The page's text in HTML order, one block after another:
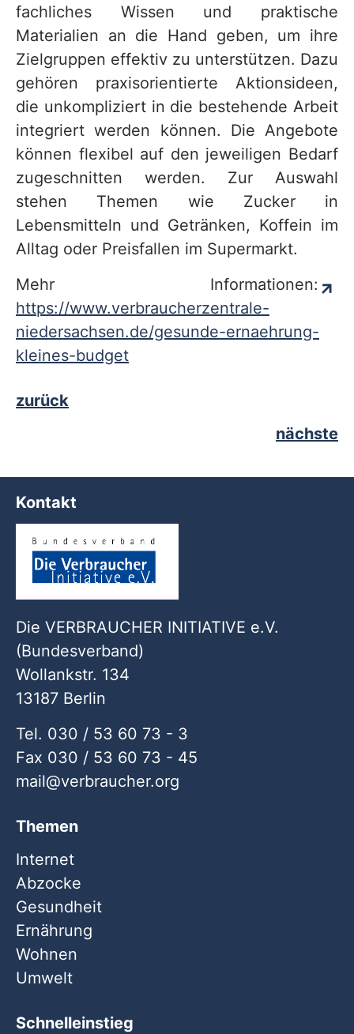
fachliches Wissen und praktische
Materialien an die Hand geben, um ihre
Zielgruppen effektiv zu unterstützen. Dazu
gehören praxisorientierte Aktionsideen,
die unkompliziert in die bestehende Arbeit
integriert werden können. Die Angebote
können flexibel auf den jeweiligen Bedarf
zugeschnitten werden. Zur Auswahl
stehen Themen wie Zucker in
Lebensmitteln und Getränken, Koffein im
Alltag oder Preisfallen im Supermarkt.
Mehr Informationen:
https://www.verbraucherzentrale-
niedersachsen.de/gesunde-ernaehrung-
kleines-budget
zurück
nächste
Kontakt
Die VERBRAUCHER INITIATIVE e.V.
(Bundesverband)
Wollankstr. 134
13187 Berlin
Tel. 030 / 53 60 73 - 3
Fax 030 / 53 60 73 - 45
mail
verbraucher org
Themen
Internet
Abzocke
Gesundheit
Ernährung
Wohnen
Umwelt
Schnelleinstieg